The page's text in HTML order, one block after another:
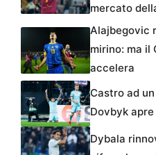
mercato
Alajbegovic
mirino: ma il
accelera
Castro ad
Dovbyk
Dybala